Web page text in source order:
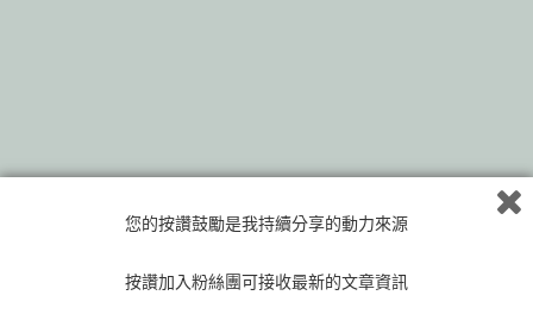
您的按讚鼓勵是我持續分享的動力來源
按讚加入粉絲團可接收最新的文章資訊